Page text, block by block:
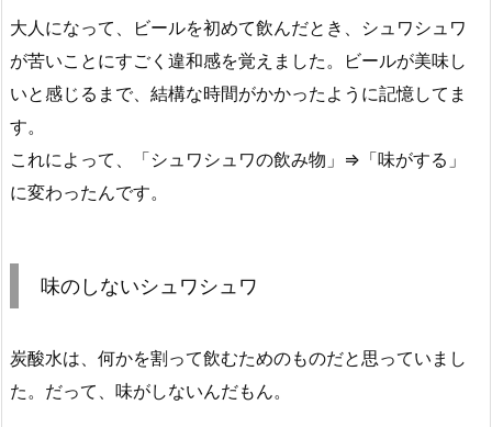
大人になって、ビールを初めて飲んだとき、シュワシュワ
が苦いことにすごく違和感を覚えました。ビールが美味し
いと感じるまで、結構な時間がかかったように記憶してま
す。
これによって、「シュワシュワの飲み物」⇒「味がする」
に変わったんです。
味のしないシュワシュワ
炭酸水は、何かを割って飲むためのものだと思っていまし
た。だって、味がしないんだもん。